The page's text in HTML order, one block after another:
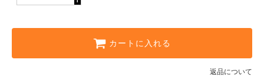
カートに入れる
返品について